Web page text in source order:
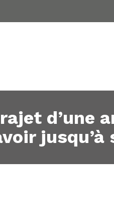
d’une
jusqu’à